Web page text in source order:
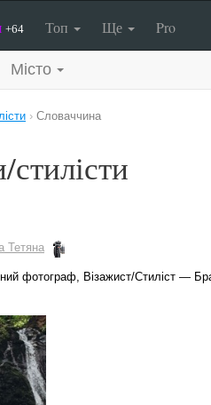
+64 Топ Ще Pro
Місто
› Словаччина
Тетяна
фотограф, Візажист/Стиліст —